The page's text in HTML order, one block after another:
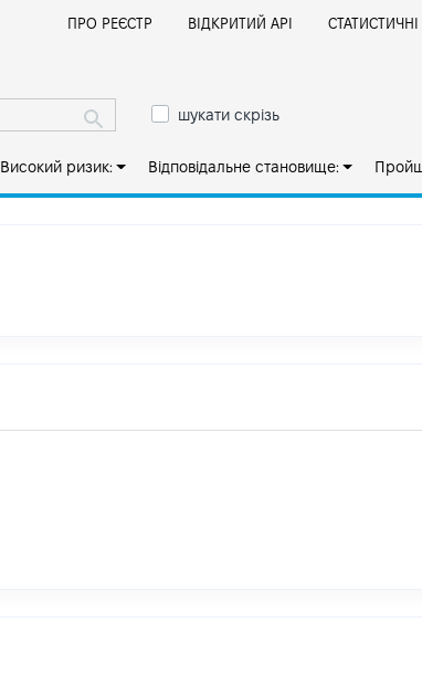
ПРО РЕЄСТР ВІДКРИТИЙ АРІ СТАТИСТИЧНІ
шукати скрізь
Високий ризик: Відповідальне становище: